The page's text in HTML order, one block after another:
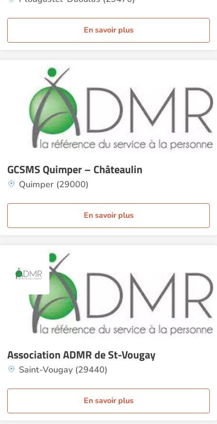
En savoir plus
GCSMS Quimper – Châteaulin
Quimper (29000)
En savoir plus
Association ADMR de St-Vougay
Saint-Vougay (29440)
En savoir plus